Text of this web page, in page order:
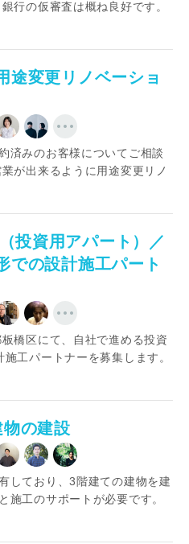
行の仮審査は概ね良好です。
途変更リノベーショ
済みのお客様についてご相談
が出来るように用途変更リノ
投資用アパート）／
での設計施工パート
橋区にて、自社で進める投資
工パートナーを募集します。
の建設
しており、3階建ての建物を建
施工のサポートが必要です。